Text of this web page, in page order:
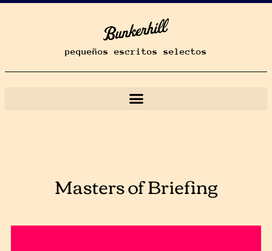
pequeños escritos selectos
Masters of Briefing